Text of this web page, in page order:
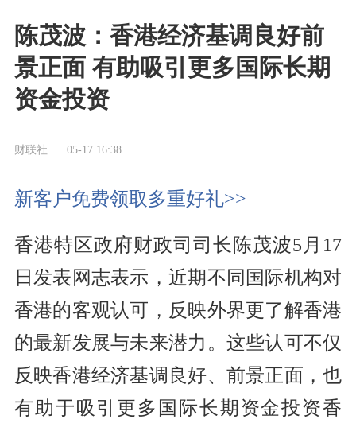
陈茂波：香港经济基调良好前
景正面 有助吸引更多国际长期
资金投资
财联社 05-17 16:38
新客户免费领取多重好礼>>
香港特区政府财政司司长陈茂波5月17
日发表网志表示，近期不同国际机构对
香港的客观认可，反映外界更了解香港
的最新发展与未来潜力。这些认可不仅
反映香港经济基调良好、前景正面，也
有助于吸引更多国际长期资金投资香